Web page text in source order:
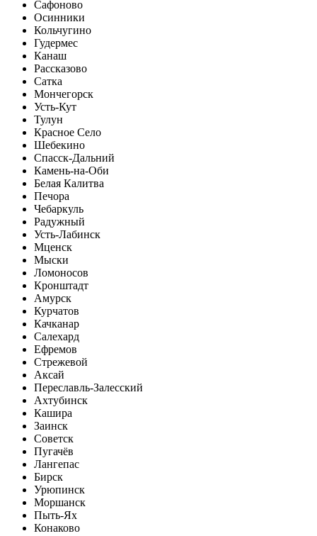
Сафоново
Осинники
Кольчугино
Гудермес
Канаш
Рассказово
Сатка
Мончегорск
Усть-Кут
Тулун
Красное Село
Шебекино
Спасск-Дальний
Камень-на-Оби
Белая Калитва
Печора
Чебаркуль
Радужный
Усть-Лабинск
Мценск
Мыски
Ломоносов
Кронштадт
Амурск
Курчатов
Качканар
Салехард
Ефремов
Стрежевой
Аксай
Переславль-Залесский
Ахтубинск
Кашира
Заинск
Советск
Пугачёв
Лангепас
Бирск
Урюпинск
Моршанск
Пыть-Ях
Конаково